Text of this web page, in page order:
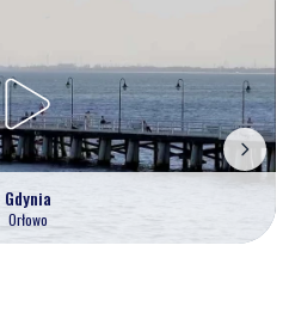
Gdynia
Orłowo